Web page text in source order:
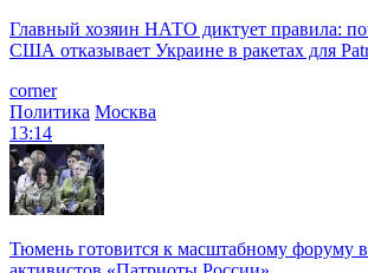
Главный хозяин НАТО диктует правила:
США отказывает Украине в ракетах для
corner
Политика Москва
13:14
Тюмень готовится к масштабному форуму